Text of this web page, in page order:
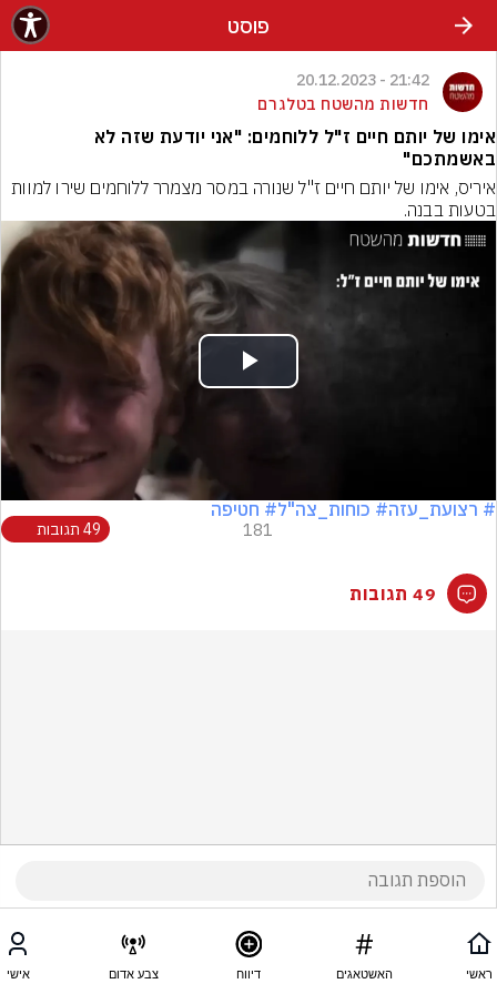
פוסט
21:42 - 20.12.2023
חדשות מהשטח בטלגרם
אימו של יותם חיים ז"ל ללוחמים: "אני יודעת שזה לא
באשמתכם"
איריס, אימו של יותם חיים ז"ל שנורה במסר מצמרר ללוחמים שירו למוות
בטעות בבנה.
Play
Video
# רצועת_עזה# כוחות_צה"ל# חטיפה
181 49 תגובות
49 תגובות
ראשי האשטאגים דיווח צבע אדום אישי